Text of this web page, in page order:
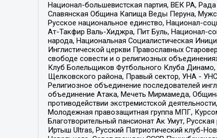
Национал-большевистская партия, ВЕК РА,
Славянская Община Капища Веды Перуна,
Русское национальное единство, Национал-
Ат-Такфир Валь-Хиджра, Пит Буль, Национал-
народа, Национальная Социалистическая
Инглистической церкви Православных
свободе совести и о религиозных
Клуб Болельщиков Футбольного Клуба
Щелковского района, Правый сектор, УНА -
Религиозное объединение последователей
объединение Атака, Мечеть Мирмамеда,
противодействии экстремистской
Молодежная правозащитная группа МПГ,
Благотворительный пансионат Ак Умут,
Иртыш Ultras, Русский Патриотический клуб-